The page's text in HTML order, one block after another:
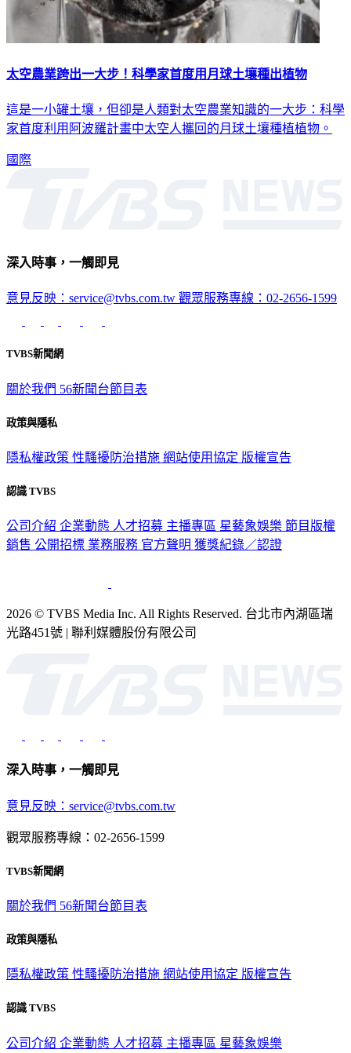
太空農業跨出一大步！科學家首度用月球土壤種出植物
這是一小罐土壤，但卻是人類對太空農業知識的一大步：科學
家首度利用阿波羅計畫中太空人攜回的月球土壤種植植物。
國際
深入時事，一觸即見
意見反映：service@tvbs.com.tw 觀眾服務專線：02-2656-1599
TVBS新聞網
關於我們 56新聞台節目表
政策與隱私
隱私權政策 性騷擾防治措施 網站使用協定 版權宣告
認識 TVBS
公司介紹 企業動態 人才招募 主播專區 星藝象娛樂 節目版權
銷售 公開招標 業務服務 官方聲明 獲獎紀錄／認證
2026 © TVBS Media Inc. All Rights Reserved. 台北市內湖區瑞
光路451號 | 聯利媒體股份有限公司
深入時事，一觸即見
意見反映：service@tvbs.com.tw
觀眾服務專線：02-2656-1599
TVBS新聞網
關於我們 56新聞台節目表
政策與隱私
隱私權政策 性騷擾防治措施 網站使用協定 版權宣告
認識 TVBS
公司介紹 企業動態 人才招募 主播專區 星藝象娛樂